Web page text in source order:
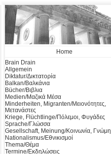
Home
Brain Drain
Allgemein
Diktatur/Δικτατορία
Balkan/Βαλκάνια
Bücher/Βιβλια
Medien/Μαζικά Μέσα
Minderheiten, Migranten/Μειονότητες,
Μετανάστες
Kriege, Flüchtlinge/Πόλεμοι, Φυγάδες
Sprache/Γλώσσα
Gesellschaft, Meinung/Κοινωνία, Γνώμη
Nationalismus/Εθνικισμοί
Thema/Θέμα
Termine/Εκδηλώσεις